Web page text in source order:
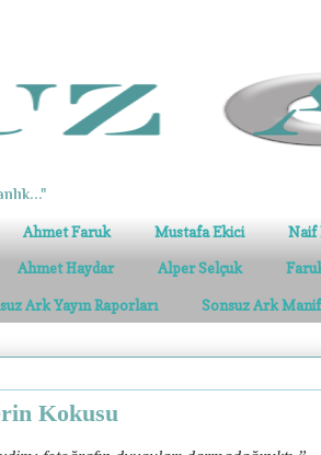
Ahmet Faruk Mustafa Ekici Naif
Ahmet Haydar Alper Selçuk
Ark Yayın Raporları Sonsuz Ark
Kokusu